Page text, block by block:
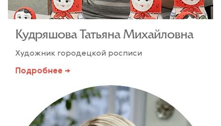
Кудряшова Татьяна Михайловна
Художник городецкой росписи
Подробнее →